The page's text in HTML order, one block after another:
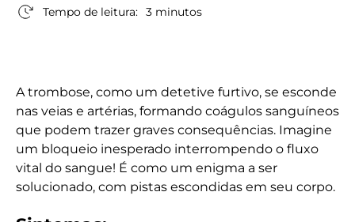
Tempo de leitura: 3 minutos
A trombose, como um detetive furtivo, se esconde
nas veias e artérias, formando coágulos sanguíneos
que podem trazer graves consequências. Imagine
um bloqueio inesperado interrompendo o fluxo
vital do sangue! É como um enigma a ser
solucionado, com pistas escondidas em seu corpo.